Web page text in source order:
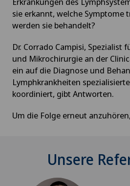
sie erkannt, welche Symptome
werden sie behandelt?
Dr. Corrado Campisi, Spezialist
und Mikrochirurgie an der
ein auf die Diagnose und
Lymphkrankheiten
koordiniert, gibt Antworten.
Um die Folge erneut
Unsere